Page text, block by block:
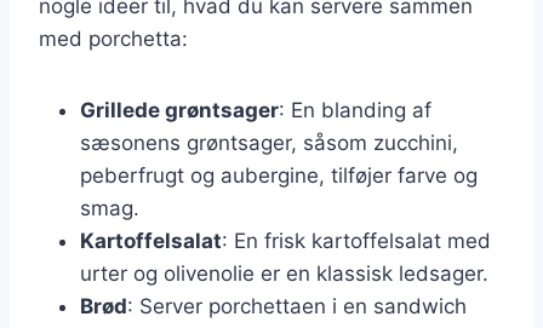
nogle ideer til, hvad du kan servere sammen
med porchetta:
Grillede grøntsager: En blanding af
sæsonens grøntsager, såsom zucchini,
peberfrugt og aubergine, tilføjer farve og
smag.
Kartoffelsalat: En frisk kartoffelsalat med
urter og olivenolie er en klassisk ledsager.
Brød: Server porchettaen i en sandwich